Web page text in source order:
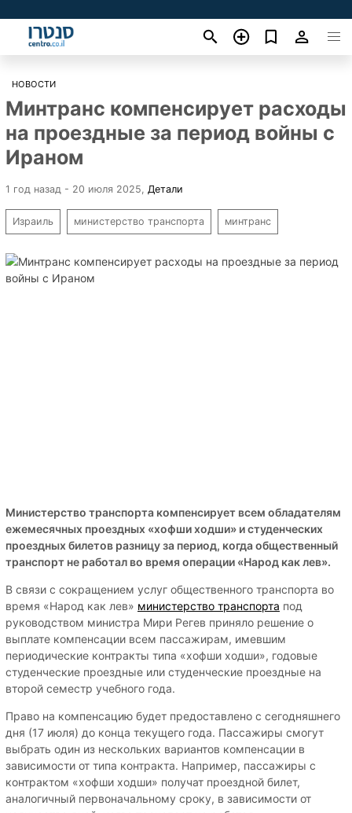
НОВОСТИ
Минтранс компенсирует расходы
на проездные за период войны с
Ираном
1 год назад - 20 июля 2025 Детали
Израиль министерство транспорта минтранс
Министерство транспорта компенсирует всем обладателям
ежемесячных проездных «хофши ходши» и студенческих
проездных билетов разницу за период, когда общественный
транспорт не работал во время операции «Народ как лев».
В связи с сокращением услуг общественного транспорта во
время «Народ как лев» министерство транспорта под
руководством министра Мири Регев приняло решение о
выплате компенсации всем пассажирам, имевшим
периодические контракты типа «хофши ходши», годовые
студенческие проездные или студенческие проездные на
второй семестр учебного года.
Право на компенсацию будет предоставлено с сегодняшнего
дня (17 июля) до конца текущего года. Пассажиры смогут
выбрать один из нескольких вариантов компенсации в
зависимости от типа контракта. Например, пассажиры с
контрактом «хофши ходши» получат проездной билет,
аналогичный первоначальному сроку, в зависимости от